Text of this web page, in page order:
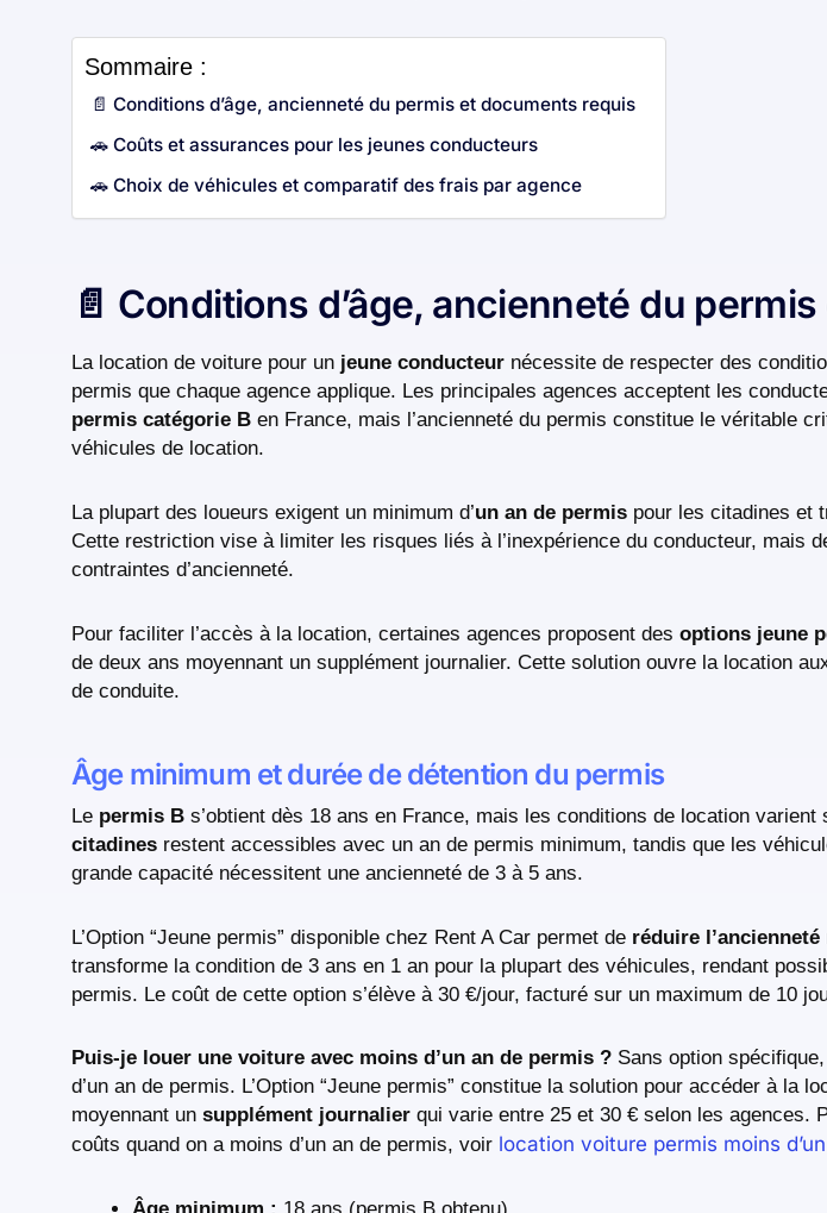
Sommaire :
📄 Conditions d’âge, ancienneté du permis et documents requis
🚗 Coûts et assurances pour les jeunes conducteurs
🚗 Choix de véhicules et comparatif des frais par agence
📄 Conditions d’âge, ancienneté du
La location de voiture pour un jeune conducteur nécessite de respecter des
permis que chaque agence applique. Les principales agences acceptent les
permis catégorie B en France, mais l’ancienneté du permis constitue le véritable
véhicules de location.
La plupart des loueurs exigent un minimum d’un an de permis pour les citadines et
Cette restriction vise à limiter les risques liés à l’inexpérience du conducteur, mais
contraintes d’ancienneté.
Pour faciliter l’accès à la location, certaines agences proposent des options jeune
de deux ans moyennant un supplément journalier. Cette solution ouvre la location
de conduite.
Âge minimum et durée de détention du permis
Le permis B s’obtient dès 18 ans en France, mais les conditions de location
citadines restent accessibles avec un an de permis minimum, tandis que les
grande capacité nécessitent une ancienneté de 3 à 5 ans.
L’Option “Jeune permis” disponible chez Rent A Car permet de réduire
transforme la condition de 3 ans en 1 an pour la plupart des véhicules, rendant
permis. Le coût de cette option s’élève à 30 €/jour, facturé sur un maximum de 10
Puis-je louer une voiture avec moins d’un an de permis ? Sans option
d’un an de permis. L’Option “Jeune permis” constitue la solution pour accéder à la
moyennant un supplément journalier qui varie entre 25 et 30 € selon les agences.
coûts quand on a moins d’un an de permis, voir location voiture permis moins